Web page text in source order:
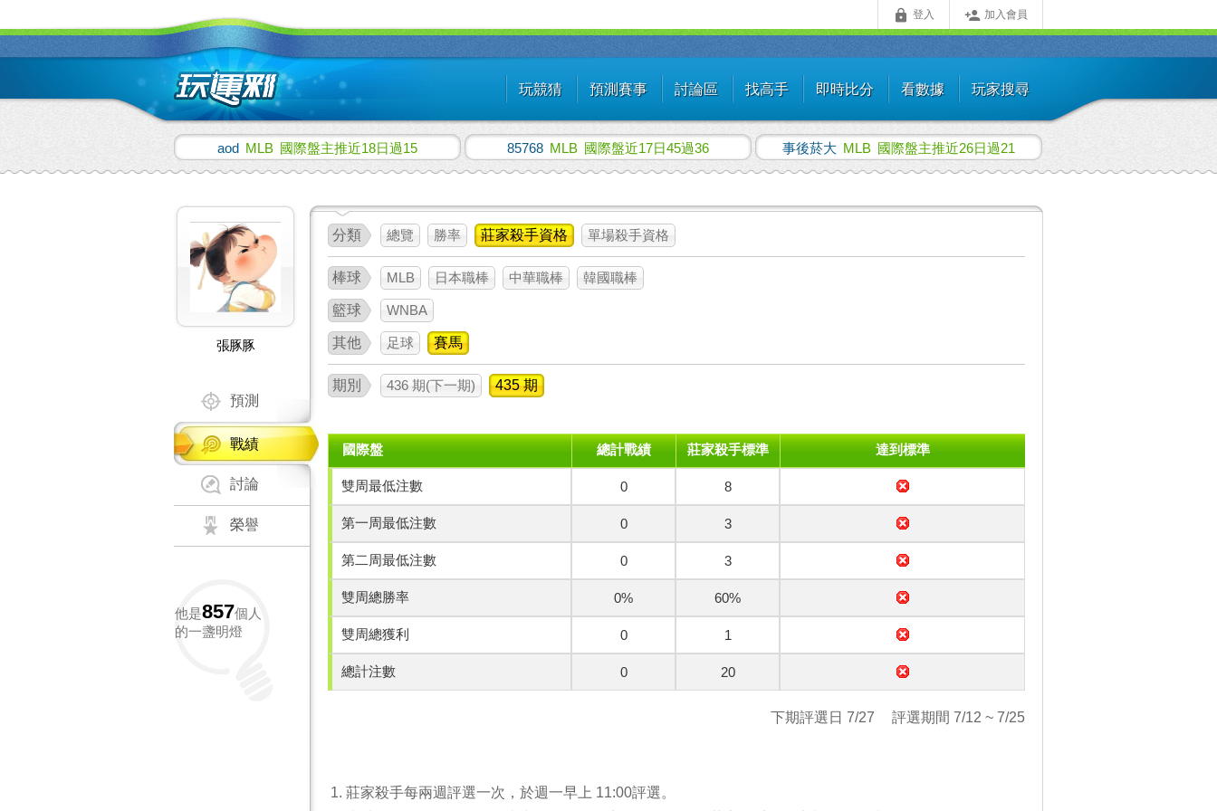
玩競猜 預測賽事 討論區 找高手 即時比分 看數據 玩家搜尋
 登入  加入會員
aod MLB 國際盤主推近18日過15 85768 MLB 國際盤近17日45過36 事後菸大 MLB 國際盤主推近26日過21
張豚豚
預測
戰績
討論
榮譽
他是857個人
的一盞明燈
分類 總覽 勝率 莊家殺手資格 單場殺手資格
棒球 MLB 日本職棒 中華職棒 韓國職棒
籃球 WNBA
其他 足球 賽馬
期別 436 期(下一期) 435 期
國際盤 總計戰績 莊家殺手標準 達到標準
雙周最低注數 0 8
第一周最低注數 0 3
第二周最低注數 0 3
雙周總勝率 0% 60%
雙周總獲利 0 1
總計注數 0 20
下期評選日 7/27 評選期間 7/12 ~ 7/25
莊家殺手每兩週評選一次，於週一早上 11:00評選。